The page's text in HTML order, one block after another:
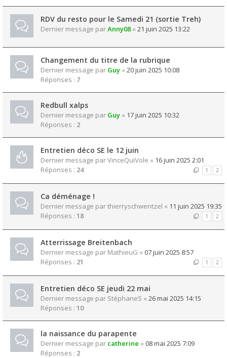
RDV du resto pour le Samedi 21 (sortie Treh)
Dernier message parAnny08« 21 juin 2025 13:22
Changement du titre de la rubrique
Dernier message par Guy « 20 juin 2025 10:08
Réponses : 7
Redbull xalps
Dernier message par Guy « 17 juin 2025 10:32
Réponses : 2
Entretien déco SE le 12 juin
Dernier message parVinceQuiVole « 16 juin 2025 2:01
Réponses : 24 1 2
Ca déménage !
Dernier message parthierryschwentzel « 11 juin 2025 19:35
Réponses : 18 1 2
Atterrissage Breitenbach
Dernier message par MathieuG « 07 juin 2025 8:57
Réponses : 21 1 2
Entretien déco SE jeudi 22 mai
Dernier message par StéphaneS « 26 mai 2025 14:15
Réponses : 10
la naissance du parapente
Dernier message par catherine « 08 mai 2025 7:09
Réponses : 2